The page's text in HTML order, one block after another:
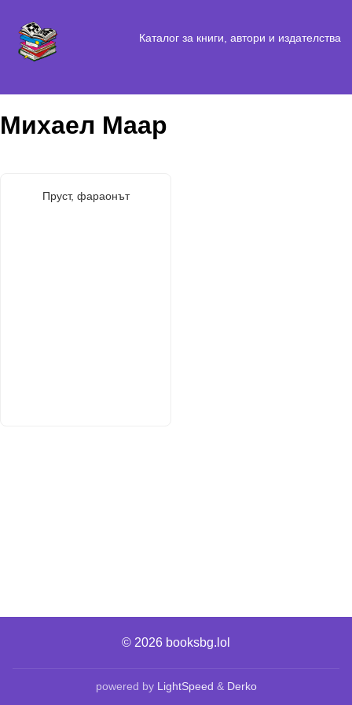
Каталог за книги, автори и издателства
Михаел Маар
Пруст, фараонът
© 2026 booksbg.lol
powered by LightSpeed & Derko